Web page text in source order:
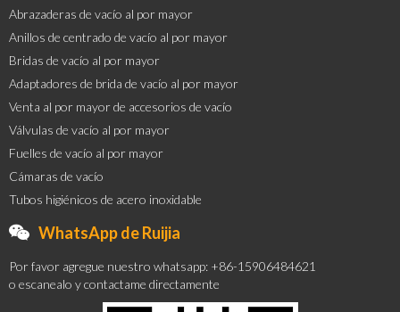
Abrazaderas de vacío al por mayor
Anillos de centrado de vacío al por mayor
Bridas de vacío al por mayor
Adaptadores de brida de vacío al por mayor
Venta al por mayor de accesorios de vacío
Válvulas de vacío al por mayor
Fuelles de vacío al por mayor
Cámaras de vacío
Tubos higiénicos de acero inoxidable
WhatsApp de Ruijia
Por favor agregue nuestro whatsapp: +86-15906484621
o escanealo y contactame directamente